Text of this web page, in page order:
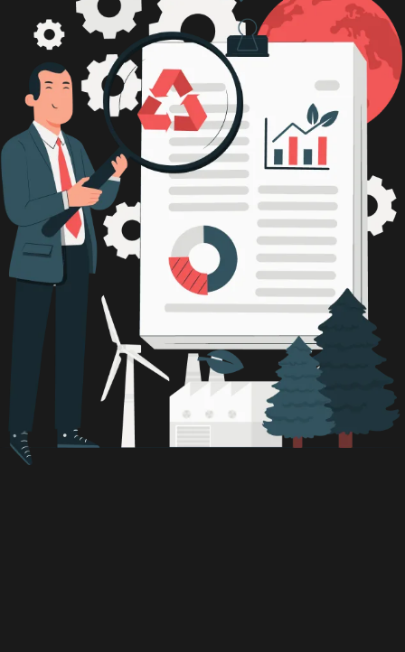
indonesia.
Daftar